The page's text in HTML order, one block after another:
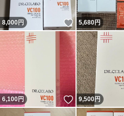
8,000円 いいね！
5,680円
6,100円 いいね！
9,500円